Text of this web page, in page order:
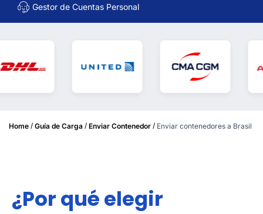
Gestor de Cuentas Personal
Home / Guía de Carga / Enviar Contenedor / Enviar contenedores a Brasil
¿Por qué elegir